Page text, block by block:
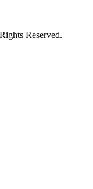
Reserved.